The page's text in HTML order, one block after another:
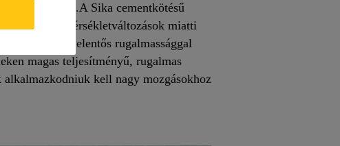
Sika cementkötésű
és gyors hőmérsékletváltozások miatti
szintén jelentős rugalmassággal
magas teljesítményű, rugalmas
kell nagy mozgásokhoz